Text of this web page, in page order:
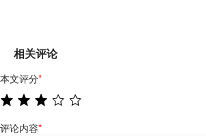
相关评论
本文评分*
评论内容*